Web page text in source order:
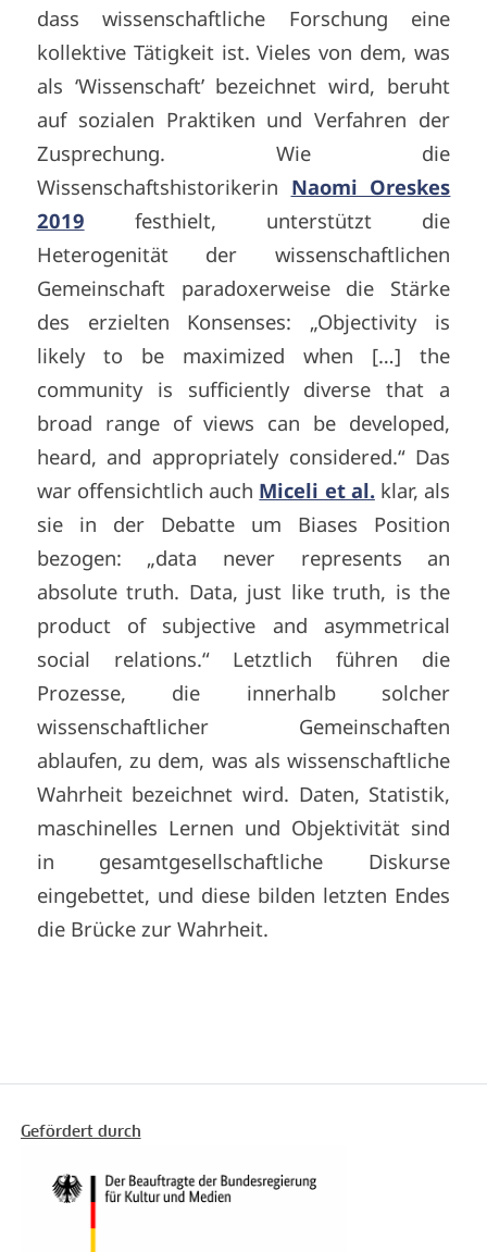
dass wissenschaftliche Forschung eine
kollektive Tätigkeit ist. Vieles von dem, was
als ‘Wissenschaft’ bezeichnet wird, beruht
auf sozialen Praktiken und Verfahren der
Zusprechung. Wie die
Wissenschaftshistorikerin Naomi Oreskes
2019 festhielt, unterstützt die
Heterogenität der wissenschaftlichen
Gemeinschaft paradoxerweise die Stärke
des erzielten Konsenses: „Objectivity is
likely to be maximized when […] the
community is sufficiently diverse that a
broad range of views can be developed,
heard, and appropriately considered.“ Das
war offensichtlich auch Miceli et al.klar, als
sie in der Debatte um Biases Position
bezogen: „data never represents an
absolute truth. Data, just like truth, is the
product of subjective and asymmetrical
social relations.“ Letztlich führen die
Prozesse, die innerhalb solcher
wissenschaftlicher Gemeinschaften
ablaufen, zu dem, was als wissenschaftliche
Wahrheit bezeichnet wird. Daten, Statistik,
maschinelles Lernen und Objektivität sind
in gesamtgesellschaftliche Diskurse
eingebettet, und diese bilden letzten Endes
die Brücke zur Wahrheit.
Gefördert durch